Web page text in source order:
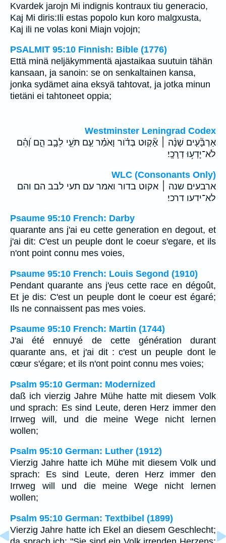
Kvardek jarojn Mi indignis kontraux tiu generacio,
Kaj Mi diris:Ili estas popolo kun koro malgxusta,
Kaj ili ne volas koni Miajn vojojn;
PSALMIT 95:10 Finnish: Bible (1776)
Että minä neljäkymmentä ajastaikaa suutuin tähän
kansaan, ja sanoin: se on senkaltainen kansa,
jonka sydämet aina eksyä tahtovat, ja jotka minun
tietäni ei tahtoneet oppia;
Westminster Leningrad Codex
אַרְבָּ֘עִ֤ים שָׁנָ֨ה ׀ אָ֘ק֤וּט בְּדֹ֗ור וָאֹמַ֗ר עַ֤ם תֹּעֵ֣י לֵבָ֣ב הֵ֑ם וְ֝הֵ֗ם
לֹא־יָדְע֥וּ דְרָכָֽי׃
WLC (Consonants Only)
ארבעים שנה ׀ אקוט בדור ואמר עם תעי לבב הם והם
לא־ידעו דרכי׃
Psaume 95:10 French: Darby
quarante ans j'ai eu cette generation en degout, et
j'ai dit: C'est un peuple dont le coeur s'egare, et ils
n'ont point connu mes voies,
Psaume 95:10 French: Louis Segond (1910)
Pendant quarante ans j'eus cette race en dégoût,
Et je dis: C'est un peuple dont le coeur est égaré;
Ils ne connaissent pas mes voies.
Psaume 95:10 French: Martin (1744)
J'ai été ennuyé de cette génération durant
quarante ans, et j'ai dit : c'est un peuple dont le
cœur s'égare; et ils n'ont point connu mes voies;
Psalm 95:10 German: Modernized
daß ich vierzig Jahre Mühe hatte mit diesem Volk
und sprach: Es sind Leute, deren Herz immer den
Irrweg will, und die meine Wege nicht lernen
wollen;
Psalm 95:10 German: Luther (1912)
Vierzig Jahre hatte ich Mühe mit diesem Volk und
sprach: Es sind Leute, deren Herz immer den
Irrweg will und die meine Wege nicht lernen
wollen;
Psalm 95:10 German: Textbibel (1899)
Vierzig Jahre hatte ich Ekel an diesem Geschlecht;